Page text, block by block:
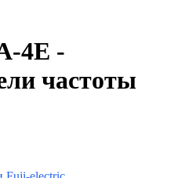
4E -
частоты